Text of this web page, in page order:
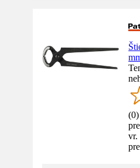
(0)
vr.